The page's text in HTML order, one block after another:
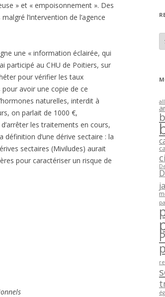
» et « empoisonnement ». Des
l’intervention de l’agence
une « information éclairée, qui
participé au CHU de Poitiers, sur
pour vérifier les taux
avoir une copie de ce
naturelles, interdit à
on parlait de 1000 €,
les traitements en cours,
d’une dérive sectaire : la
sectaires (Miviludes) aurait
pour caractériser un risque de